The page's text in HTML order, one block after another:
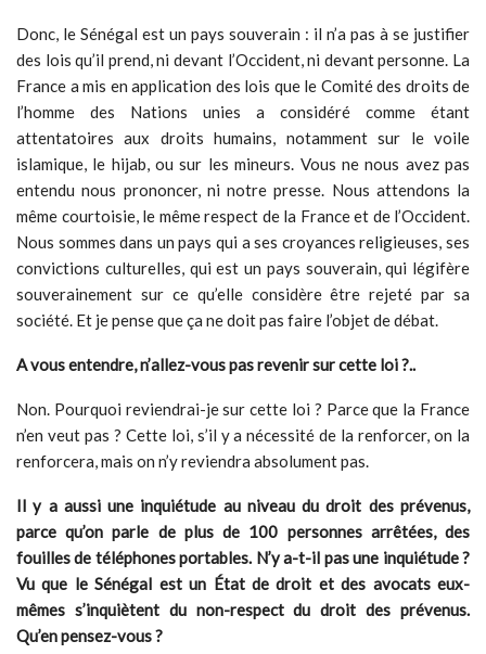
Donc, le Sénégal est un pays souverain : il n’a pas à se justifier
des lois qu’il prend, ni devant l’Occident, ni devant personne. La
France a mis en application des lois que le Comité des droits de
l’homme des Nations unies a considéré comme étant
attentatoires aux droits humains, notamment sur le voile
islamique, le hijab, ou sur les mineurs. Vous ne nous avez pas
entendu nous prononcer, ni notre presse. Nous attendons la
même courtoisie, le même respect de la France et de l’Occident.
Nous sommes dans un pays qui a ses croyances religieuses, ses
convictions culturelles, qui est un pays souverain, qui légifère
souverainement sur ce qu’elle considère être rejeté par sa
société. Et je pense que ça ne doit pas faire l’objet de débat.
A vous entendre, n’allez-vous pas revenir sur cette loi ?..
Non. Pourquoi reviendrai-je sur cette loi ? Parce que la France
n’en veut pas ? Cette loi, s’il y a nécessité de la renforcer, on la
renforcera, mais on n’y reviendra absolument pas.
Il y a aussi une inquiétude au niveau du droit des prévenus,
parce qu’on parle de plus de 100 personnes arrêtées, des
fouilles de téléphones portables. N’y a-t-il pas une inquiétude ?
Vu que le Sénégal est un État de droit et des avocats eux-
mêmes s’inquiètent du non-respect du droit des prévenus.
Qu’en pensez-vous ?